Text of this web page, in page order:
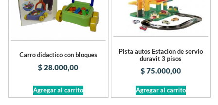
Carro didactico con bloques
$28.000,00
Agregar al carrito
Pista autos Estacion de servio
duravit 3 pisos
$75.000,00
Agregar al carrito